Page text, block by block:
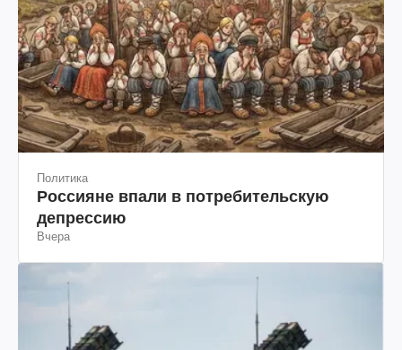
Политика
Россияне впали в потребительскую
депрессию